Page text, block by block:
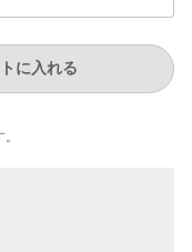
に入れる